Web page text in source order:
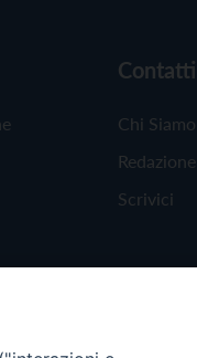
Contatti
Chi Siamo
Redazione
Scrivici